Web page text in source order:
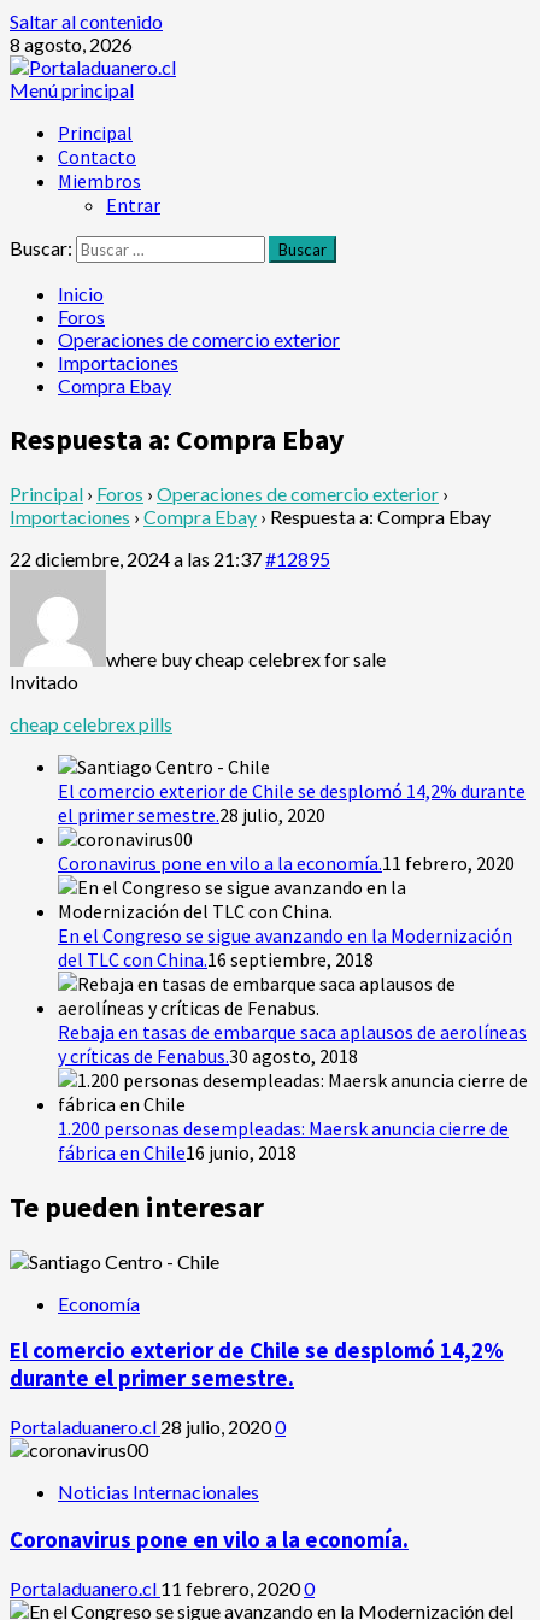
Saltar al contenido
8 agosto, 2026
Menú principal
Principal
Contacto
Miembros
Entrar
Buscar:
Inicio
Foros
Operaciones de comercio exterior
Importaciones
Compra Ebay
Respuesta a: Compra Ebay
Principal › Foros › Operaciones de comercio exterior ›
Importaciones › Compra Ebay › Respuesta a: Compra Ebay
22 diciembre, 2024 a las 21:37#12895
where buy cheap celebrex for sale
Invitado
cheap celebrex pills
El comercio exterior de Chile se desplomó 14,2% durante
el primer semestre.28 julio, 2020
Coronavirus pone en vilo a la economía.11 febrero, 2020
En el Congreso se sigue avanzando en la Modernización
del TLC con China.16 septiembre, 2018
Rebaja en tasas de embarque saca aplausos de aerolíneas
y críticas de Fenabus.30 agosto, 2018
1.200 personas desempleadas: Maersk anuncia cierre de
fábrica en Chile16 junio, 2018
Te pueden interesar
Economía
El comercio exterior de Chile se desplomó 14,2%
durante el primer semestre.
Portaladuanero.cl 28 julio, 20200
Noticias Internacionales
Coronavirus pone en vilo a la economía.
Portaladuanero.cl 11 febrero, 20200